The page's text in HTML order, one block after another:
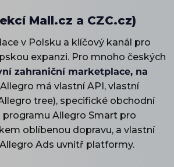
Mall.cz a CZC.cz)
v Polsku a klíčový kanál pro
expanzi. Pro mnoho českých
zahraniční marketplace, na
má vlastní API, vlastní
tree), specifické obchodní
Allegro Smart pro
oblíbenou dopravu, a vlastní
Ads uvnitř platformy.